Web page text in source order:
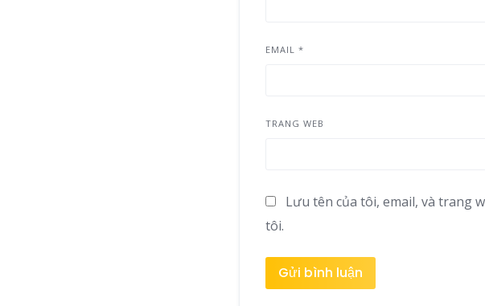
EMAIL*
TRANG WEB
Lưu tên của tôi, email, và trang
tôi.